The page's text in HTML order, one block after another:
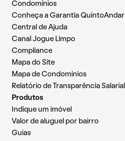
Condomínios
Conheça a Garantia QuintoAndar
Central de Ajuda
Canal Jogue Limpo
Compliance
Mapa do Site
Mapa de Condomínios
Relatório de Transparência Salarial
Produtos
Indique um imóvel
Valor de aluguel por bairro
Guias